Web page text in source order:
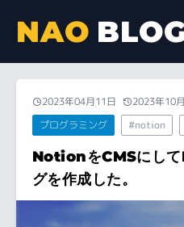
NAO
2023年04月11日
2023年10
プログラミング
#notion
NotionをCMSにし
グを作成した。